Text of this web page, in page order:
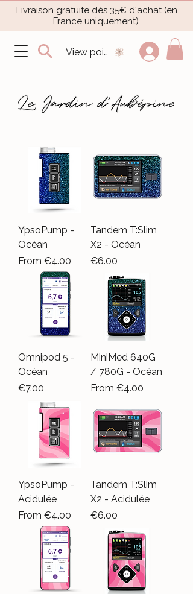
Livraison gratuite dès 35€ d'achat (en
France uniquement).​
View points
YpsoPump -
Océan
From €4.00
Sale Price
Tandem T:Slim
X2 - Océan
Price
€6.00
Omnipod 5 -
Océan
Price
€7.00
MiniMed 640G
/ 780G - Océan
From €4.00
Sale Price
YpsoPump -
Acidulée
From €4.00
Sale Price
Tandem T:Slim
X2 - Acidulée
Price
€6.00